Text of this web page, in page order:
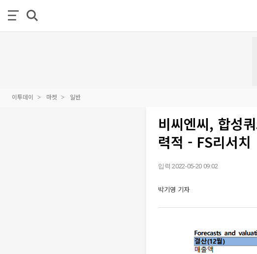
이투데이 마켓 일반
비씨엔씨, 합성
력적 - FS리서치
입력 2022-05-20 09:02
박기영 기자